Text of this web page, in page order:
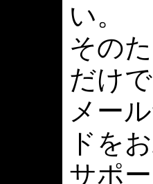
い。
その
だけで
メー
ドを
サポ